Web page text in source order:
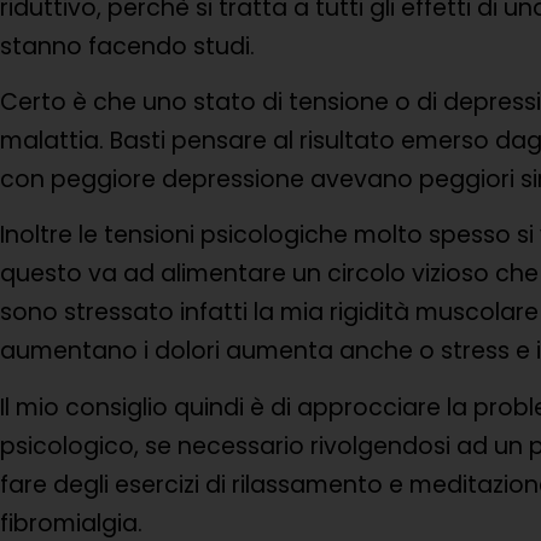
riduttivo, perchè si tratta a tutti gli effetti di
stanno facendo studi.
Certo è che uno stato di tensione o di
malattia. Basti pensare al risultato emerso
con peggiore depressione avevano peggiori
Inoltre le tensioni psicologiche molto spesso
questo va ad alimentare un circolo vizioso
sono stressato infatti la mia rigidità
aumentano i dolori aumenta anche o stress e
Il mio consiglio quindi è di approcciare la
psicologico, se necessario rivolgendosi ad un
fare degli esercizi di rilassamento e
fibromialgia.